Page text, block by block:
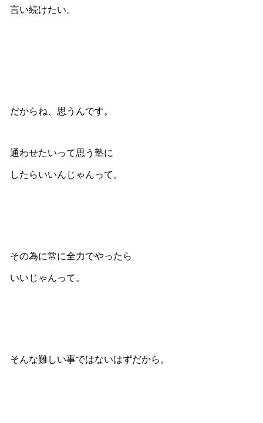
言い続けたい。
だからね、思うんです。
通わせたいって思う塾に
したらいいんじゃんって。
その為に常に全力でやったら
いいじゃんって。
そんな難しい事ではないはずだから。